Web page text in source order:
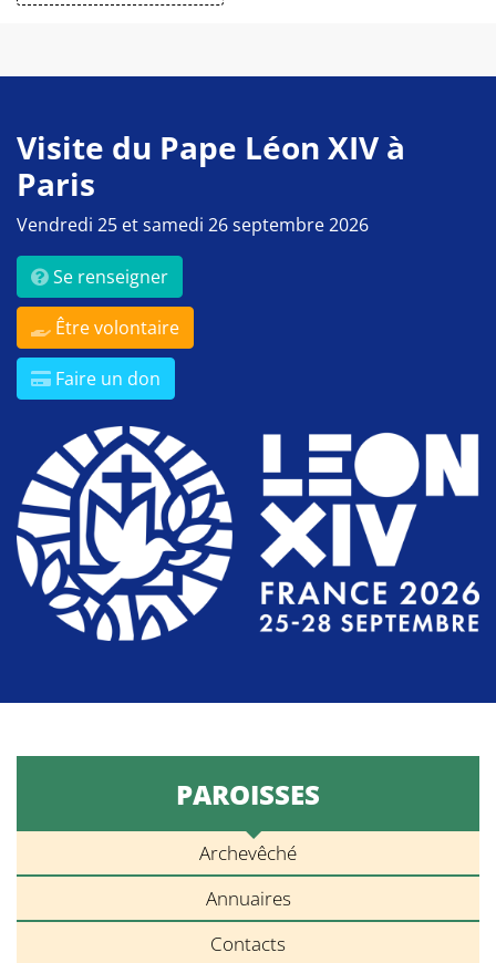
Visite du Pape Léon XIV à
Paris
Vendredi 25 et samedi 26 septembre 2026
Se renseigner
Être volontaire
Faire un don
PAROISSES
Archevêché
Annuaires
Contacts